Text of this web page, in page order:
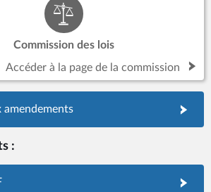
Commission des lois
Accéder à la page de la commission
amendements
: